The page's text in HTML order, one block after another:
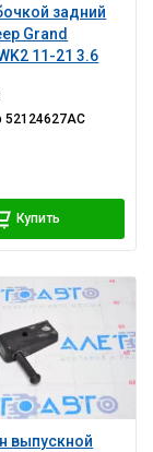
задний
Grand
11-21 3.6
52124627AC
Купить
выпускной